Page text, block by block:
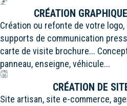
CRÉATION
Création ou refonte de votre
supports de communication
carte de visite brochure...
panneau, enseigne, véhicule...
CRÉATION DE
Site artisan, site e-commerce,